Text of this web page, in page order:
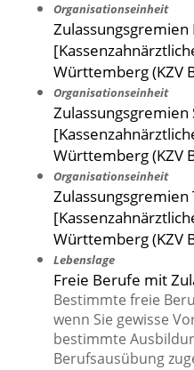
Organisationseinheit
Zulassungsgremien
Württemberg (KZV
Organisationseinheit
Württemberg (KZV
Organisationseinheit
Zulassungsgremien
Württemberg (KZV
Lebenslage
Freie Berufe mit
Bestimmte freie
wenn Sie gewisse
bestimmte
Berufsausübung